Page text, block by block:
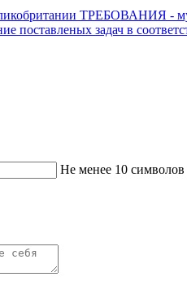
ТРЕБОВАНИЯ -
задач в
Не менее 10 символов